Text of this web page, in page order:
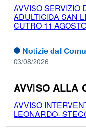
AVVISO SERVIZIO
ADULTICIDA SAN
CUTRO 11
Notizie dal
03/08/2026
AVVISO ALLA
AVVISO
LEONARDO-